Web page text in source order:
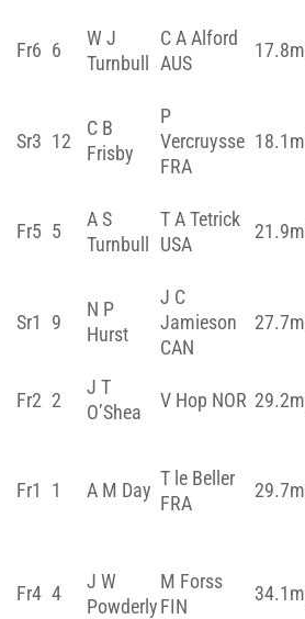
Fr6 6
W J
Turnbull
C A Alford
AUS
17.8m
Sr3 12
C B
Frisby
P
Vercruysse
FRA
18.1m
Fr5 5
A S
Turnbull
T A Tetrick
USA
21.9m
Sr1
9
N P
Hurst
J C
Jamieson
CAN
27.7m
Fr2 2
J T
O’Shea
V Hop NOR 29.2m
Fr1 1 A M Day
T le Beller
FRA
29.7m
Fr4 4
J W
Powderly
M Forss
FIN
34.1m